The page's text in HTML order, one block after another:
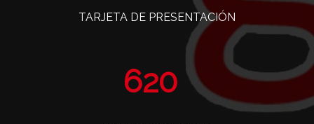
TARJETA DE PRESENTACIÓN
761